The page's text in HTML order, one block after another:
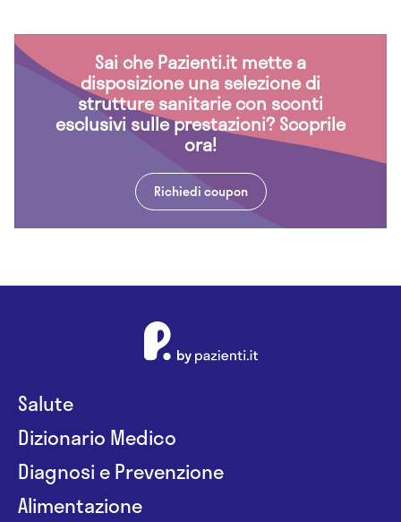
Sai che Pazienti.it mette a
disposizione una selezione di
strutture sanitarie con sconti
esclusivi sulle prestazioni? Scoprile
ora!
Richiedi coupon
Salute
Dizionario Medico
Diagnosi e Prevenzione
Alimentazione